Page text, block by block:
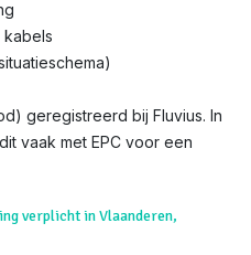
kabels
geregistreerd bij Fluvius. In
vaak met EPC voor een
verplicht in Vlaanderen,